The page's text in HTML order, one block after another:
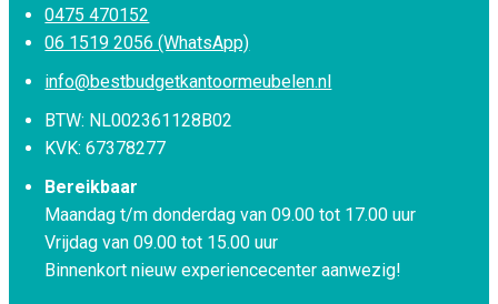
0475 470152
06 1519 2056 (WhatsApp)
info@bestbudgetkantoormeubelen.nl
BTW: NL002361128B02
KVK: 67378277
Bereikbaar
Maandag t/m donderdag van 09.00 tot 17.00 uur
Vrijdag van 09.00 tot 15.00 uur
Binnenkort nieuw experiencecenter aanwezig!